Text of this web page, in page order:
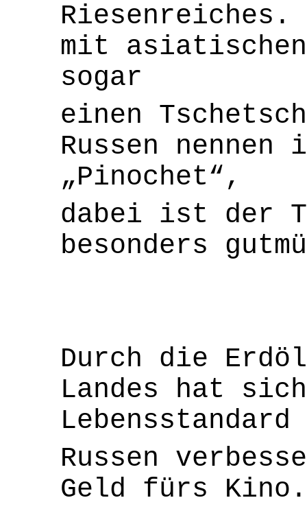
Riesenreiches.
mit asiatischen
sogar
einen
Russen nennen
„Pinochet“,
dabei ist der
besonders
Durch die
Landes hat
Russen
Geld fürs Kino.